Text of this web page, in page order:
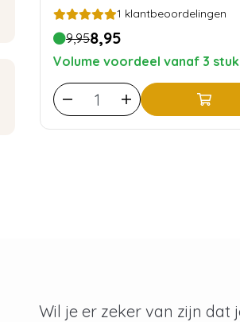
1 klantbeoordelingen
9,958,95
Volume voordeel vanaf 3
Wil je er zeker van zijn dat